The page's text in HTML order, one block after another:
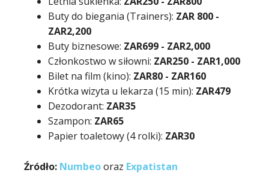
Buty do biegania (Trainers): ZAR 800 -
ZAR2,200
Buty biznesowe: ZAR699 - ZAR2,000
Członkostwo w siłowni: ZAR250 - ZAR1,000
Bilet na film (kino): ZAR80 - ZAR160
Krótka wizyta u lekarza (15 min): ZAR479
Dezodorant: ZAR35
Szampon: ZAR65
Papier toaletowy (4 rolki): ZAR30
Źródło: Numbeooraz Expatistan